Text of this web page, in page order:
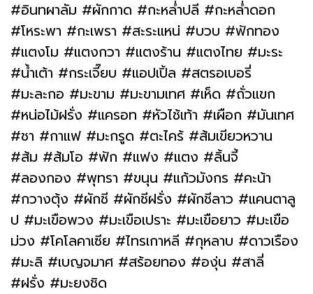
#อินทผาลัม #ผักกาด #กะหล่ำปลี #กะหล่ำดอก
#โหระพา #กะเพรา #สะระแหน่ #บวบ #ฟักทอง
#แตงโม #แตงกวา #แตงร้าน #แตงไทย #มะระ
#น้ำเต้า #กระเจี๊ยบ #แอปเปิ้ล #สตรอเบอรี่
#มะละกอ #มะขาม #มะขามเทศ #เห็ด #ถั่วแขก
#หน่อไม้ฝรั่ง #แครอท #หัวไช้เท้า #เผือก #มันเทศ
#ชา #กาแฟ #มะกรูด #ตะไคร้ #ส้มเขียวหวาน
#ส้ม #ส้มโอ #ฟัก #แฟง #แตง #ลิ้นจี้
#ลองกอง #พุทรา #ขนุน #แก้วมังกร #คะน้า
#กวางตุ้ง #ผักชี #ผักชีฝรั่ง #ผักชีลาว #แคนตาลู
ป #มะเขือพวง #มะเขือเปราะ #มะเขือยาว #มะเขือ
ม่วง #โคโลคาเซีย #ไทรเกาหลี #กุหลาบ #ดาวเรือง
#มะลิ #เบญจมาศ #สร้อยทอง #องุ่น #สาลี่
#ฝรั่ง #มะยงชิด